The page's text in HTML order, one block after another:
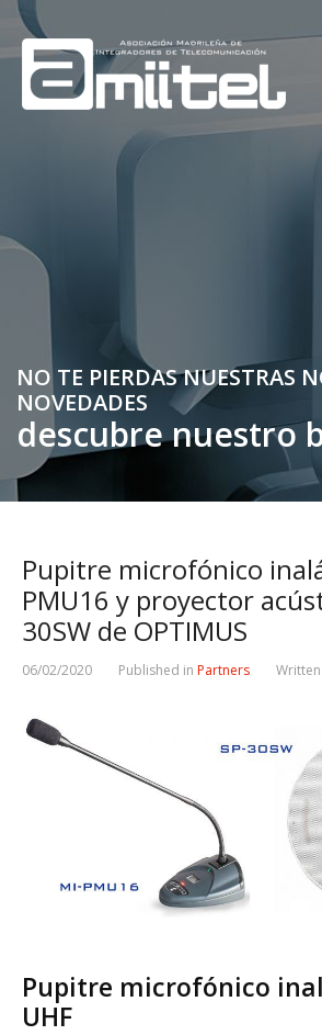
NO TE PIERDAS NUESTRAS
NOVEDADES
descubre nuestro
Pupitre microfónico
PMU16 y proyector
30SW de OPTIMUS
06/02/2020 Published in Partners
Pupitre microfónico
UHF